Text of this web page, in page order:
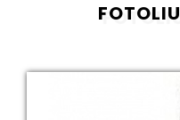
FOTOLIU